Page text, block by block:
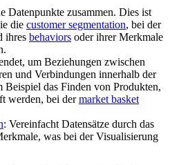
Datenpunkte zusammen. Dies ist
die customer segmentation, bei der
ihres behaviors oder ihrer Merkmale
um Beziehungen zwischen
und Verbindungen innerhalb der
Beispiel das Finden von Produkten,
werden, bei dermarket basket
: Vereinfacht Datensätze durch das
was bei der Visualisierung